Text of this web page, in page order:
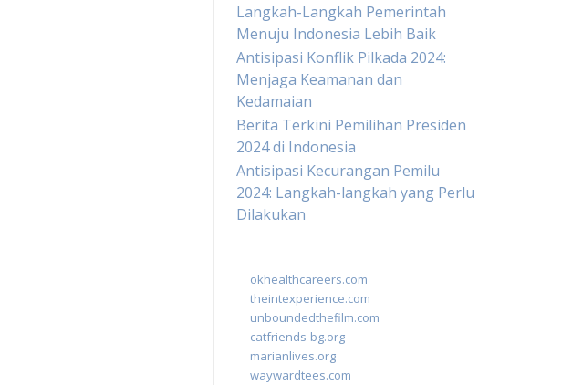
Langkah-Langkah Pemerintah
Menuju Indonesia Lebih Baik
Antisipasi Konflik Pilkada 2024:
Menjaga Keamanan dan
Kedamaian
Berita Terkini Pemilihan Presiden
2024 di Indonesia
Antisipasi Kecurangan Pemilu
2024: Langkah-langkah yang Perlu
Dilakukan
okhealthcareers.com
theintexperience.com
unboundedthefilm.com
catfriends-bg.org
marianlives.org
waywardtees.com